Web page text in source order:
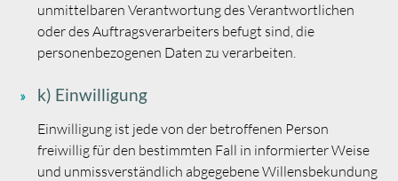
unmittelbaren Verantwortung des Verantwortlichen
oder des Auftragsverarbeiters befugt sind, die
personenbezogenen Daten zu verarbeiten.
k) Einwilligung
Einwilligung ist jede von der betroffenen Person
freiwillig für den bestimmten Fall in informierter Weise
und unmissverständlich abgegebene Willensbekundung